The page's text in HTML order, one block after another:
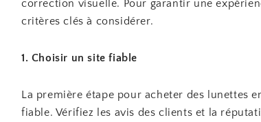
correction visuelle. Pour garantir une
critères clés à considérer.
1. Choisir un site fiable
La première étape pour acheter des lunettes
fiable. Vérifiez les avis des clients et la